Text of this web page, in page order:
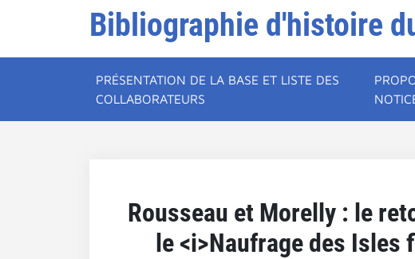
Bibliographie d'histoire
PRÉSENTATION DE LA BASE ET LISTE DES
COLLABORATEURS
Rousseau et Morelly : le
le <i>Naufrage des Isles